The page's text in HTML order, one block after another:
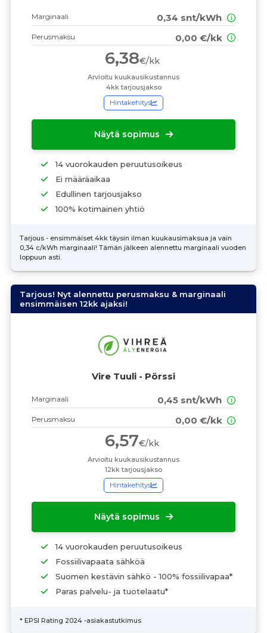
Marginaali 0,34 snt/kWh
Perusmaksu 0,00 €/kk
6,38€/kk
Arvioitu kuukausikustannus
4kk tarjousjakso
Hintakehitys
Näytä sopimus
14 vuorokauden peruutusoikeus
Ei määräaikaa
Edullinen tarjousjakso
100% kotimainen yhtiö
Tarjous - ensimmäiset 4kk täysin ilman kuukausimaksua ja vain
0,34 c/kWh marginaali! Tämän jälkeen alennettu marginaali vuoden
loppuun asti.
Tarjous! Nyt alennettu perusmaksu & marginaali
ensimmäisen 12kk ajaksi!
Vire Tuuli - Pörssi
Marginaali 0,45 snt/kWh
Perusmaksu 0,00 €/kk
6,57€/kk
Arvioitu kuukausikustannus
12kk tarjousjakso
Hintakehitys
Näytä sopimus
14 vuorokauden peruutusoikeus
Fossiilivapaata sähköä
Suomen kestävin sähkö - 100% fossiilivapaa*
Paras palvelu- ja tuotelaatu*
* EPSI Rating 2024 -asiakastutkimus